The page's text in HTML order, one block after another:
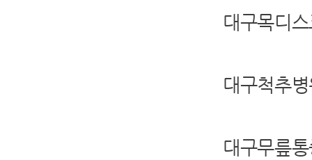
대구목디
대구척추
대구무릎